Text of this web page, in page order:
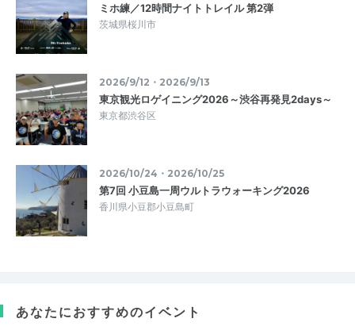
ミホ練／12時間ナイトトレイル 第2弾
茨城県桜川市
2026/9/12・2026/9/13
東京観光ロゲイニング2026～渋谷再発見2days～
東京都渋谷区
2026/10/24・2026/10/25
第7回 小豆島一周ウルトラウォーキング2026
香川県小豆郡小豆島町
あなたにおすすめのイベント